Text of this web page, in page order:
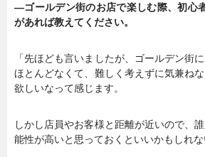
―ゴールデン街のお店で楽しむ際、初心
があれば教えてください。
「先ほども言いましたが、ゴールデン街
ほとんどなくて、難しく考えずに気兼ね
欲しいなって感じます。
しかし店員やお客様と距離が近いので、
能性が高いと思っておくといいかもしれな